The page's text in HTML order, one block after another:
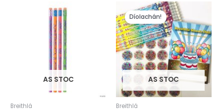
AS STOC
Breithlá
AS STOC
Díolachán!
Breithlá
Ba
é
€14.99
an
praghas
bunaidh.
Is
é
€13.99
an
praghas
reatha.